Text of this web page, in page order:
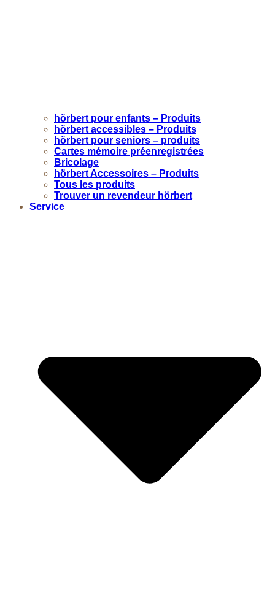
hörbert pour enfants – Produits
hörbert accessibles – Produits
hörbert pour seniors – produits
Cartes mémoire préenregistrées
Bricolage
hörbert Accessoires – Produits
Tous les produits
Trouver un revendeur hörbert
Service